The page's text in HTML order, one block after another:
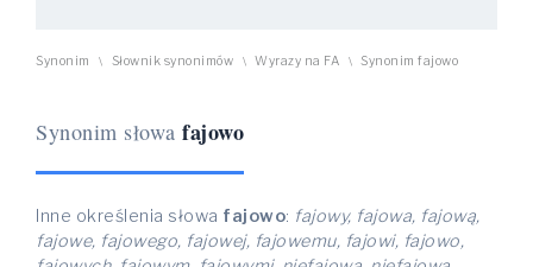
Synonim \ Słownik synonimów \ Wyrazy na FA \ Synonim fajowo
Synonim słowa fajowo
Inne określenia słowa fajowo: fajowy, fajowa, fajową,
fajowe, fajowego, fajowej, fajowemu, fajowi, fajowo,